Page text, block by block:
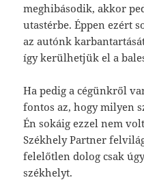
meghibásodik, akkor
utastérbe. Éppen ezért
az autónk
így kerülhetjük el a
Ha pedig a cégünkről
fontos az, hogy milyen
Én sokáig ezzel nem
Székhely Partner
felelőtlen dolog csak
székhelyt.